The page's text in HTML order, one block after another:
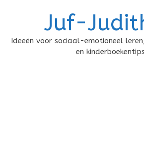
Juf-
Ideeën voor sociaal-emotioneel
en